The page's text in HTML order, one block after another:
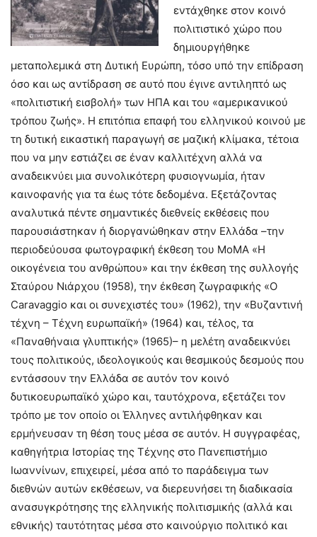
εντάχθηκε στον κοινό
πολιτιστικό χώρο που
δημιουργήθηκε
μεταπολεμικά στη Δυτική Ευρώπη, τόσο υπό την επίδραση
όσο και ως αντίδραση σε αυτό που έγινε αντιληπτό ως
«πολιτιστική εισβολή» των ΗΠΑ και του «αμερικανικού
τρόπου ζωής». Η επιτόπια επαφή του ελληνικού κοινού με
τη δυτική εικαστική παραγωγή σε μαζική κλίμακα, τέτοια
που να μην εστιάζει σε έναν καλλιτέχνη αλλά να
αναδεικνύει μια συνολικότερη φυσιογνωμία, ήταν
καινοφανής για τα έως τότε δεδομένα. Εξετάζοντας
αναλυτικά πέντε σημαντικές διεθνείς εκθέσεις που
παρουσιάστηκαν ή διοργανώθηκαν στην Ελλάδα –την
περιοδεύουσα φωτογραφική έκθεση του MoMA «Η
οικογένεια του ανθρώπου» και την έκθεση της συλλογής
Σταύρου Νιάρχου (1958), την έκθεση ζωγραφικής «Ο
Caravaggio και οι συνεχιστές του» (1962), την «Βυζαντινή
τέχνη – Τέχνη ευρωπαϊκή» (1964) και, τέλος, τα
«Παναθήναια γλυπτικής» (1965)– η μελέτη αναδεικνύει
τους πολιτικούς, ιδεολογικούς και θεσμικούς δεσμούς που
εντάσσουν την Ελλάδα σε αυτόν τον κοινό
δυτικοευρωπαϊκό χώρο και, ταυτόχρονα, εξετάζει τον
τρόπο με τον οποίο οι Έλληνες αντιλήφθηκαν και
ερμήνευσαν τη θέση τους μέσα σε αυτόν. Η συγγραφέας,
καθηγήτρια Ιστορίας της Τέχνης στο Πανεπιστήμιο
Ιωαννίνων, επιχειρεί, μέσα από το παράδειγμα των
διεθνών αυτών εκθέσεων, να διερευνήσει τη διαδικασία
ανασυγκρότησης της ελληνικής πολιτισμικής (αλλά και
εθνικής) ταυτότητας μέσα στο καινούργιο πολιτικό και